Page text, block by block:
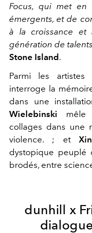
Focus, qui met en
émergents, et de
à la croissance et
génération de talents
Stone Island.
Parmi les
interroge la
dans une
Wielebinski mêle
collages dans une
violence. ; et
dystopique peuplé
brodés, entre
dunhill x